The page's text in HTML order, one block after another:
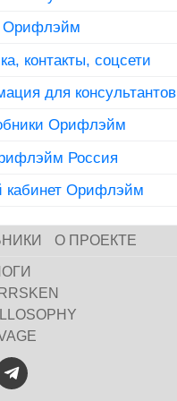
Орифлэйм
контакты, соцсети
для консультантов
Орифлэйм
Россия
кабинет Орифлэйм
О ПРОЕКТЕ